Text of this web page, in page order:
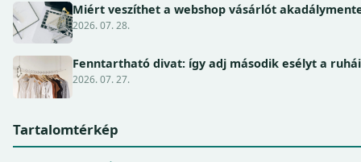
Miért veszíthet a webshop vásárlót
2026. 07. 28.
Fenntartható divat: így adj második esélyt a
2026. 07. 27.
Tartalomtérkép